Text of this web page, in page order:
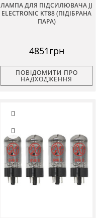
ЛАМПА ДЛЯ ПІДСИЛЮВАЧА JJ
ELECTRONIC KT88 (ПІДІБРАНА
ПАРА)
4851грн
ПОВІДОМИТИ ПРО
НАДХОДЖЕННЯ